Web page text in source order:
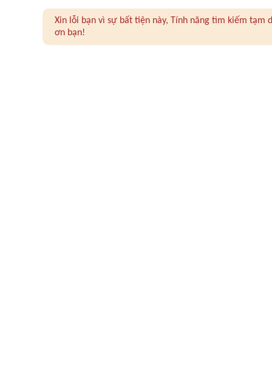
Xin lỗi bạn vì sự bất tiện này, Tính năng tìm kiếm
ơn bạn!